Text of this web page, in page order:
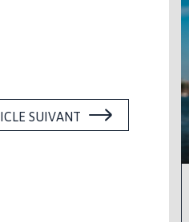
SUIVANT